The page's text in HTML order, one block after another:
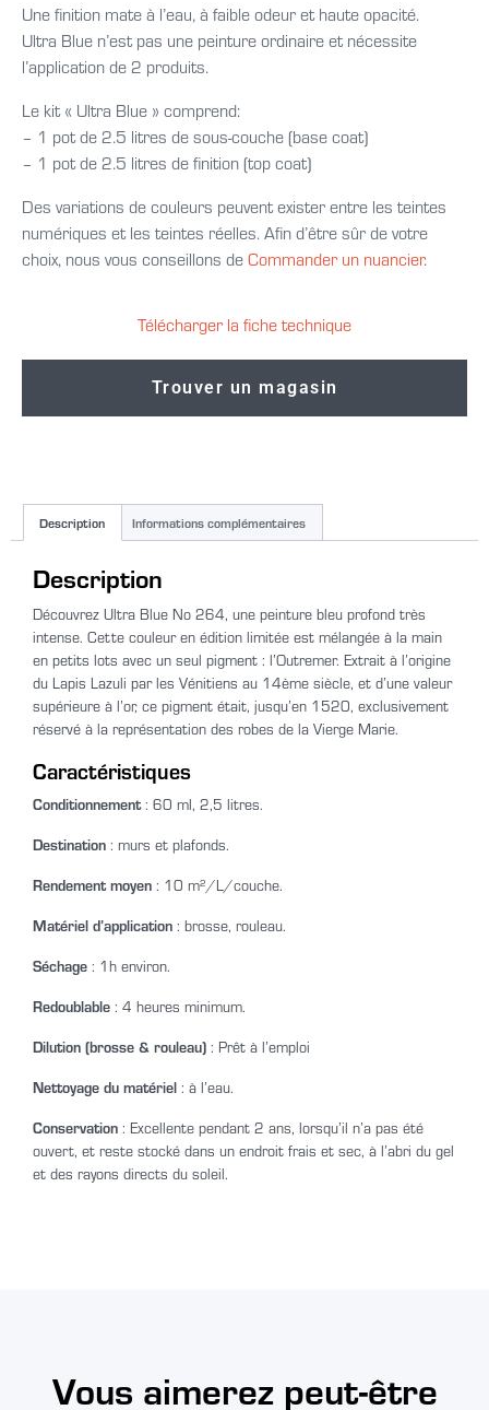
Une finition mate à l’eau, à faible odeur et haute opacité.
Ultra Blue n’est pas une peinture ordinaire et nécessite
l’application de 2 produits.
Le kit « Ultra Blue » comprend:
– 1 pot de 2.5 litres de sous-couche (base coat)
– 1 pot de 2.5 litres de finition (top coat)
Des variations de couleurs peuvent exister entre les teintes
numériques et les teintes réelles. Afin d’être sûr de votre
choix, nous vous conseillons deCommander un nuancier.
Télécharger la fiche technique
Trouver un magasin
Description Informations complémentaires
Description
Découvrez Ultra Blue No 264, une peinture bleu profond très
intense. Cette couleur en édition limitée est mélangée à la main
en petits lots avec un seul pigment : l’Outremer. Extrait à l’origine
du Lapis Lazuli par les Vénitiens au 14ème siècle, et d’une valeur
supérieure à l’or, ce pigment était, jusqu’en 1520, exclusivement
réservé à la représentation des robes de la Vierge Marie.
Caractéristiques
Conditionnement: 60 ml, 2,5 litres.
Destination : murs et plafonds.
Rendement moyen : 10 m²/L/couche.
Matériel d’application : brosse, rouleau.
Séchage : 1h environ.
Redoublable : 4 heures minimum.
Dilution (brosse & rouleau) : Prêt à l’emploi
Nettoyage du matériel : à l’eau.
Conservation : Excellente pendant 2 ans, lorsqu’il n’a pas été
ouvert, et reste stocké dans un endroit frais et sec, à l’abri du gel
et des rayons directs du soleil.
Vous aimerez peut-être